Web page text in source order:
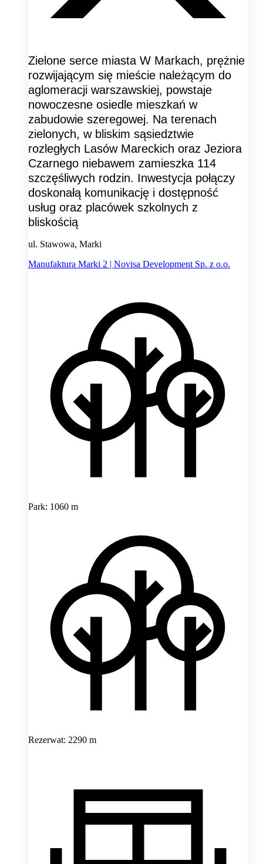
Zielone serce miasta W Markach, prężnie
rozwijającym się mieście należącym do
aglomeracji warszawskiej, powstaje
nowoczesne osiedle mieszkań w
zabudowie szeregowej. Na terenach
zielonych, w bliskim sąsiedztwie
rozległych Lasów Mareckich oraz Jeziora
Czarnego niebawem zamieszka 114
szczęśliwych rodzin. Inwestycja połączy
doskonałą komunikację i dostępność
usług oraz placówek szkolnych z
bliskością
ul. Stawowa, Marki
Manufaktura Marki 2 | Novisa Development Sp. z o.o.
Park: 1060 m
Rezerwat: 2290 m